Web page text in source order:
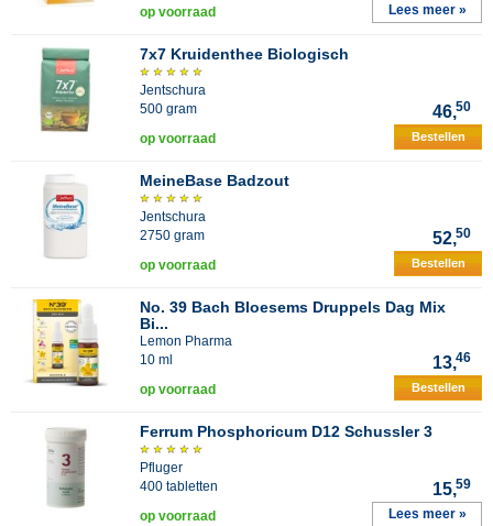
op voorraad Lees meer »
7x7 Kruidenthee Biologisch
Jentschura
500 gram
46,50
op voorraad Bestellen
MeineBase Badzout
Jentschura
2750 gram
52,50
op voorraad Bestellen
No. 39 Bach Bloesems Druppels Dag Mix
Bi...
Lemon Pharma
10 ml
13,46
op voorraad Bestellen
Ferrum Phosphoricum D12 Schussler 3
Pfluger
400 tabletten
15,59
op voorraad Lees meer »